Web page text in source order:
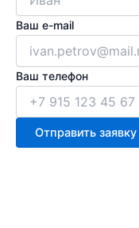
Ваш e-mail
Ваш телефон
Отправить заявку